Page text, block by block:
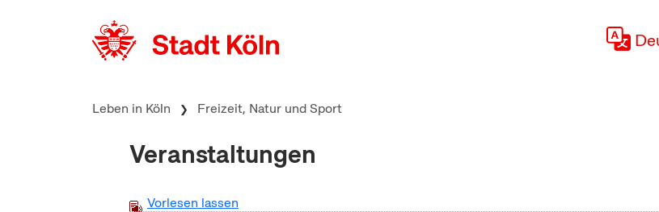
Leben in Köln Freizeit, Natur und Sport
Veranstaltungen
Vorlesen lassen